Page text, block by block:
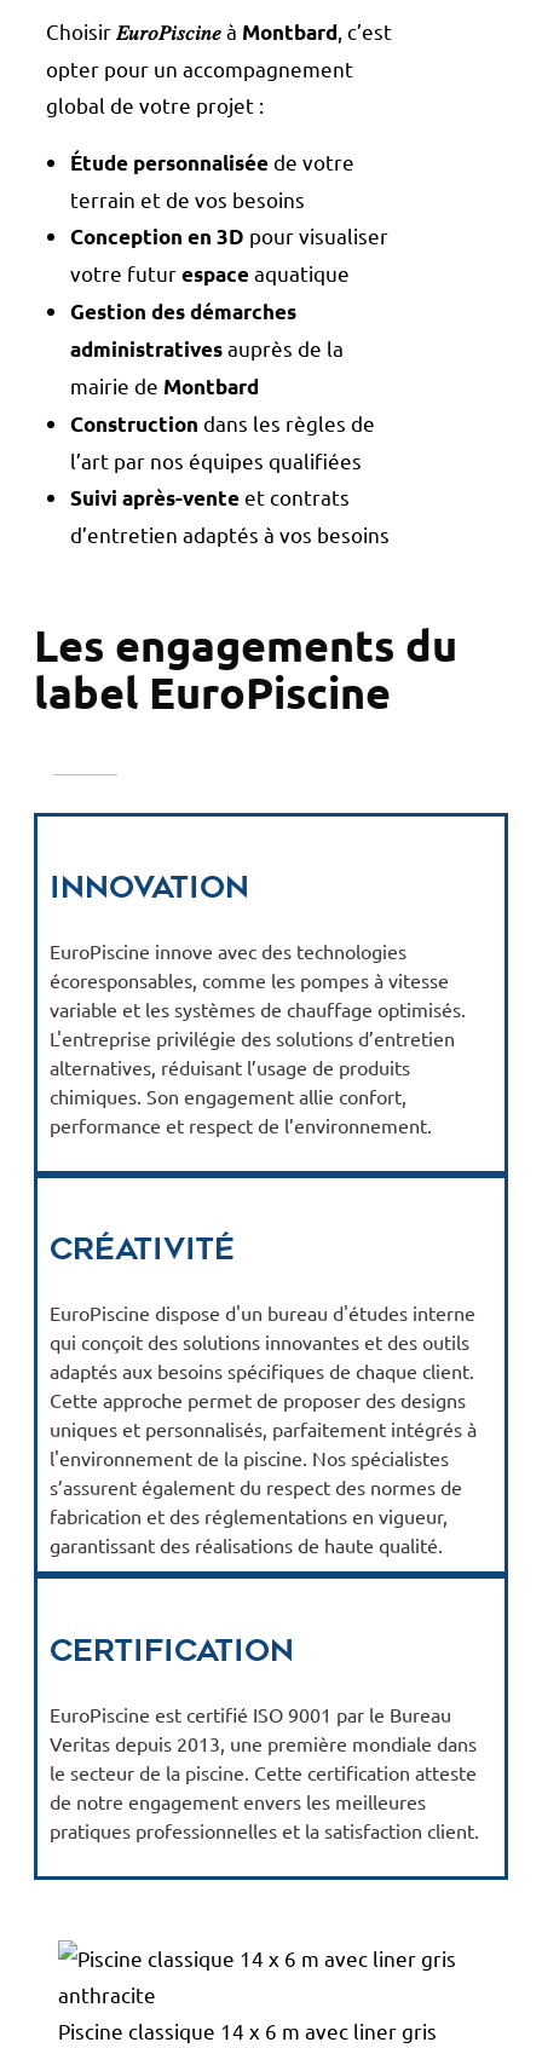
Choisir 𝐸𝑢𝑟𝑜𝑃𝑖𝑠𝑐𝑖𝑛𝑒à Montbard , c’est
opter pour un accompagnement
global de votre projet :
Étude personnaliséede votre
terrain et de vos besoins
Conception en 3D pour visualiser
votre futurespaceaquatique
Gestion des démarches
administrativesauprès de la
mairie de Montbard
Construction dans les règles de
l’art par nos équipes qualifiées
Suivi après-venteet contrats
d’entretien adaptés à vos besoins
Les engagements du
label EuroPiscine
Innovation
EuroPiscine innove avec des technologies
écoresponsables, comme les pompes à vitesse
variable et les systèmes de chauffage optimisés.
L'entreprise privilégie des solutions d’entretien
alternatives, réduisant l’usage de produits
chimiques. Son engagement allie confort,
performance et respect de l’environnement.
Créativité
EuroPiscine dispose d'un bureau d'études interne
qui conçoit des solutions innovantes et des outils
adaptés aux besoins spécifiques de chaque client.
Cette approche permet de proposer des designs
uniques et personnalisés, parfaitement intégrés à
l'environnement de la piscine. Nos spécialistes
s’assurent également du respect des normes de
fabrication et des réglementations en vigueur,
garantissant des réalisations de haute qualité.
Certification
EuroPiscine est certifié ISO 9001 par le Bureau
Veritas depuis 2013, une première mondiale dans
le secteur de la piscine. Cette certification atteste
de notre engagement envers les meilleures
pratiques professionnelles et la satisfaction client.
Piscine classique 14 x 6 m avec liner gris